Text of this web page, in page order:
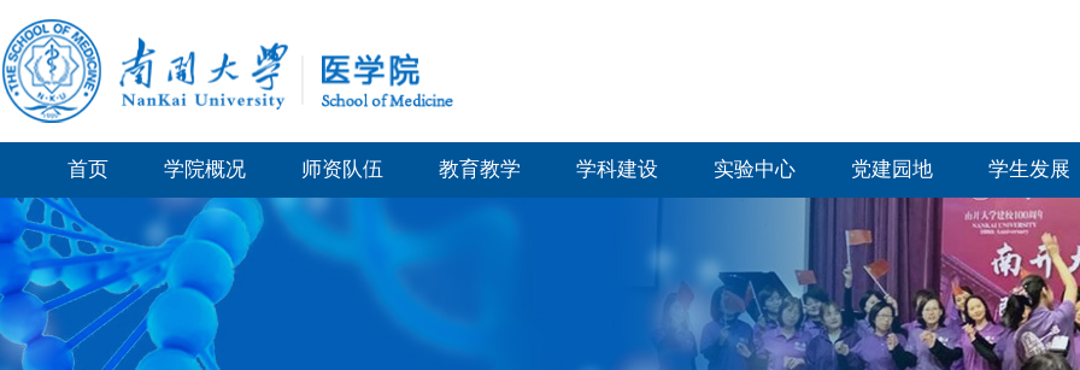
首页 学院概况 师资队伍 教育教学 学科建设 实验中心 党建园地 学生发展